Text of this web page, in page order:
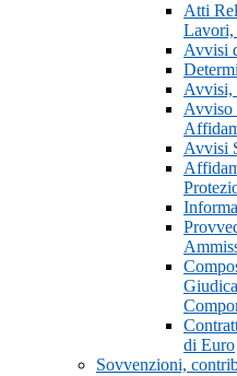
Atti
Lavori,
Avvisi
Avvisi,
Avviso
Avvisi
di Euro
Sovvenzioni,